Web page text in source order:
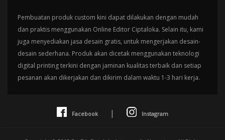
Pembuatan produk custom kini dapat dilakukan dengan mudah
dan praktis menggunakan Online Editor Ciptaloka. Selain itu, kami
juga menyediakan jasa desain gratis, untuk mengerjakan desain-
desain sederhana. Produk akan dicetak menggunakan teknologi
digital printing terkini dengan jaminan kualitas terbaik dan setiap
pesanan akan dikerjakan dan dikirim dalam waktu 1-3 hari kerja.
Facebook | Instagram